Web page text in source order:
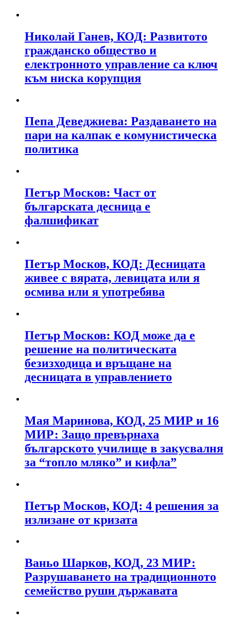
Николай Ганев, КОД: Развитото
гражданско общество и
електронното управление са ключ
към ниска корупция
Пепа Деведжиева: Раздаването на
пари на калпак е комунистическа
политика
Петър Москов: Част от
българската десница е
фалшификат
Петър Москов, КОД: Десницата
живее с вярата, левицата или я
осмива или я употребява
Петър Москов: КОД може да е
решение на политическата
безизходица и връщане на
десницата в управлението
Мая Маринова, КОД, 25 МИР и 16
МИР: Защо превърнаха
българското училище в закусвалня
за “топло мляко” и кифла”
Петър Москов, КОД: 4 решения за
излизане от кризата
Ваньо Шарков, КОД, 23 МИР:
Разрушаването на традиционното
семейство руши държавата